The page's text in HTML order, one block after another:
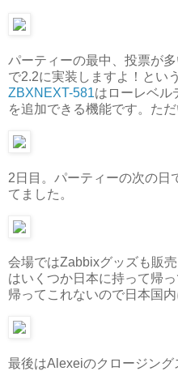
パーティーの最中、投票が
で2.2に実装しますよ！とい
ZBXNEXT-581はローレベル
を追加できる機能です。た
2日目。パーティーの次の日
てました。
会場ではZabbixグッズも販
はいくつか日本に持って帰
帰ってこれないので日本国
最後はAlexeiのクロージング